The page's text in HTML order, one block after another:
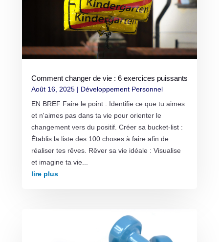
Comment changer de vie : 6 exercices puissants
Août 16, 2025| Développement Personnel
EN BREF Faire le point : Identifie ce que tu aimes
et n'aimes pas dans ta vie pour orienter le
changement vers du positif. Créer sa bucket-list :
Établis la liste des 100 choses à faire afin de
réaliser tes rêves. Rêver sa vie idéale : Visualise
et imagine ta vie...
lire plus